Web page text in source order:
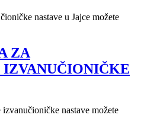
nastave u Jajce možete
ZA
nastave možete